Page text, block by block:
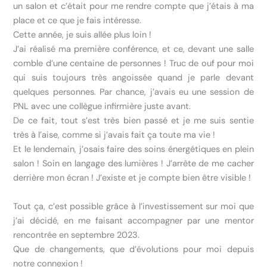
un salon et c’était pour me rendre compte que j’étais à ma
place et ce que je fais intéresse.
Cette année, je suis allée plus loin !
J’ai réalisé ma première conférence, et ce, devant une salle
comble d’une centaine de personnes ! Truc de ouf pour moi
qui suis toujours très angoissée quand je parle devant
quelques personnes. Par chance, j’avais eu une session de
PNL avec une collègue infirmière juste avant.
De ce fait, tout s’est très bien passé et je me suis sentie
très à l’aise, comme si j’avais fait ça toute ma vie !
Et le lendemain, j’osais faire des soins énergétiques en plein
salon ! Soin en langage des lumières ! J’arrête de me cacher
derrière mon écran ! J’existe et je compte bien être visible !
Tout ça, c’est possible grâce à l’investissement sur moi que
j’ai décidé, en me faisant accompagner par une mentor
rencontrée en septembre 2023.
Que de changements, que d’évolutions pour moi depuis
notre connexion !